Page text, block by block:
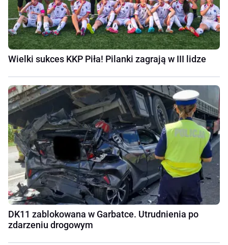
Wielki sukces KKP Piła! Pilanki zagrają w III lidze
DK11 zablokowana w Garbatce. Utrudnienia po
zdarzeniu drogowym